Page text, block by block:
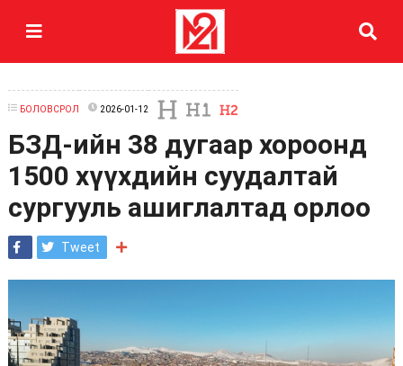
БОЛОВСРОЛ 2026-01-12
БЗД-ийн 38 дугаар хороонд
1500 хүүхдийн суудалтай
сургууль ашиглалтад орлоо
Tweet